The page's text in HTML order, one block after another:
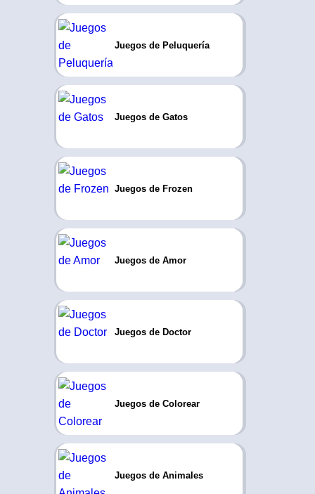
Juegos de Peluquería
Juegos de Gatos
Juegos de Frozen
Juegos de Amor
Juegos de Doctor
Juegos de Colorear
Juegos de Animales